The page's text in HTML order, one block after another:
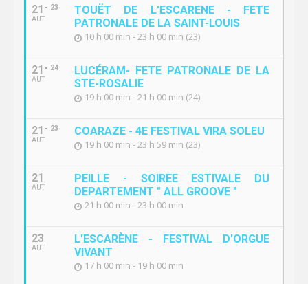
21
AUT
23
TOUËT DE L'ESCARENE - FETE
PATRONALE DE LA SAINT-LOUIS
10 h 00 min - 23 h 00 min (23)
21
AUT
24
LUCÉRAM- FETE PATRONALE DE LA
STE-ROSALIE
19 h 00 min - 21 h 00 min (24)
21
AUT
23 COARAZE - 4E FESTIVAL VIRA SOLEU
19 h 00 min - 23 h 59 min (23)
21
AUT
PEILLE - SOIREE ESTIVALE DU
DEPARTEMENT " ALL GROOVE "
21 h 00 min - 23 h 00 min
23
AUT
L'ESCARÈNE - FESTIVAL D'ORGUE
VIVANT
17 h 00 min - 19 h 00 min